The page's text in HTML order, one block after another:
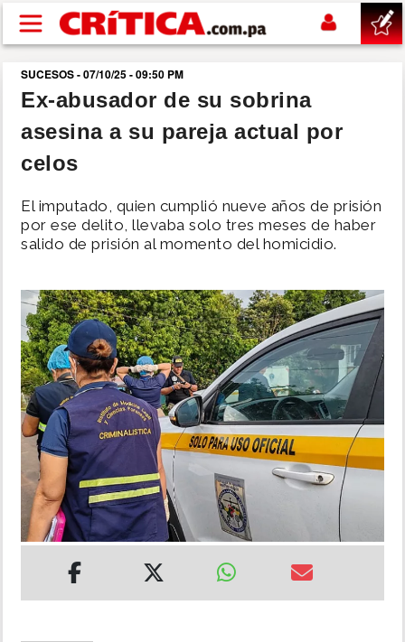
Pasar al contenido principal
buscar
SUCESOS
POLÍTICA
DEPORTES
MUNDO
INSÓLITAS
MULTIMEDIA
IMPRESO
SUCESOS - 07/10/25 - 09:50 PM
Ex-abusador de su sobrina
asesina a su pareja actual por
celos
El imputado, quien cumplió nueve años de prisión
por ese delito, llevaba solo tres meses de haber
salido de prisión al momento del homicidio.